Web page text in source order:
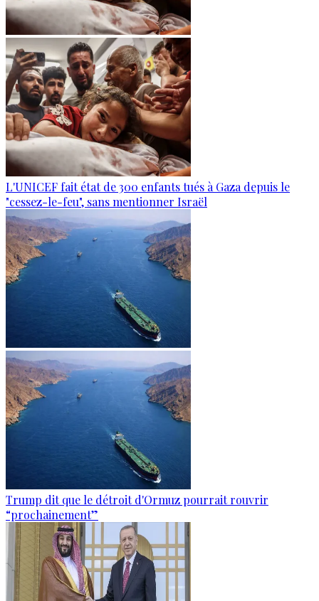
L'UNICEF fait état de 300 enfants tués à Gaza depuis le
"cessez-le-feu", sans mentionner Israël
Trump dit que le détroit d'Ormuz pourrait rouvrir
“prochainement”